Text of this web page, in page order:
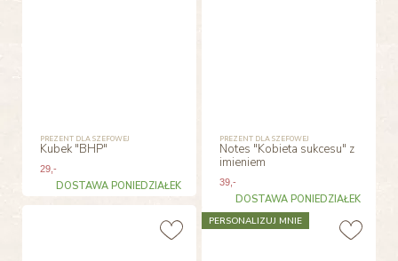
PREZENT DLA SZEFOWEJ
Kubek "BHP"
29,-
DOSTAWA PONIEDZIAŁEK
PREZENT DLA SZEFOWEJ
Notes "Kobieta sukcesu" z
imieniem
39 ,-
DOSTAWA PONIEDZIAŁEK
PERSONALIZUJ MNIE